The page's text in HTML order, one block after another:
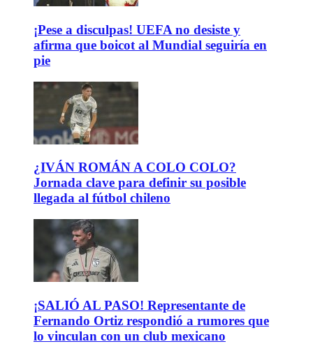
¡Pese a disculpas! UEFA no desiste y
afirma que boicot al Mundial seguiría en
pie
¿IVÁN ROMÁN A COLO COLO?
Jornada clave para definir su posible
llegada al fútbol chileno
¡SALIÓ AL PASO! Representante de
Fernando Ortiz respondió a rumores que
lo vinculan con un club mexicano